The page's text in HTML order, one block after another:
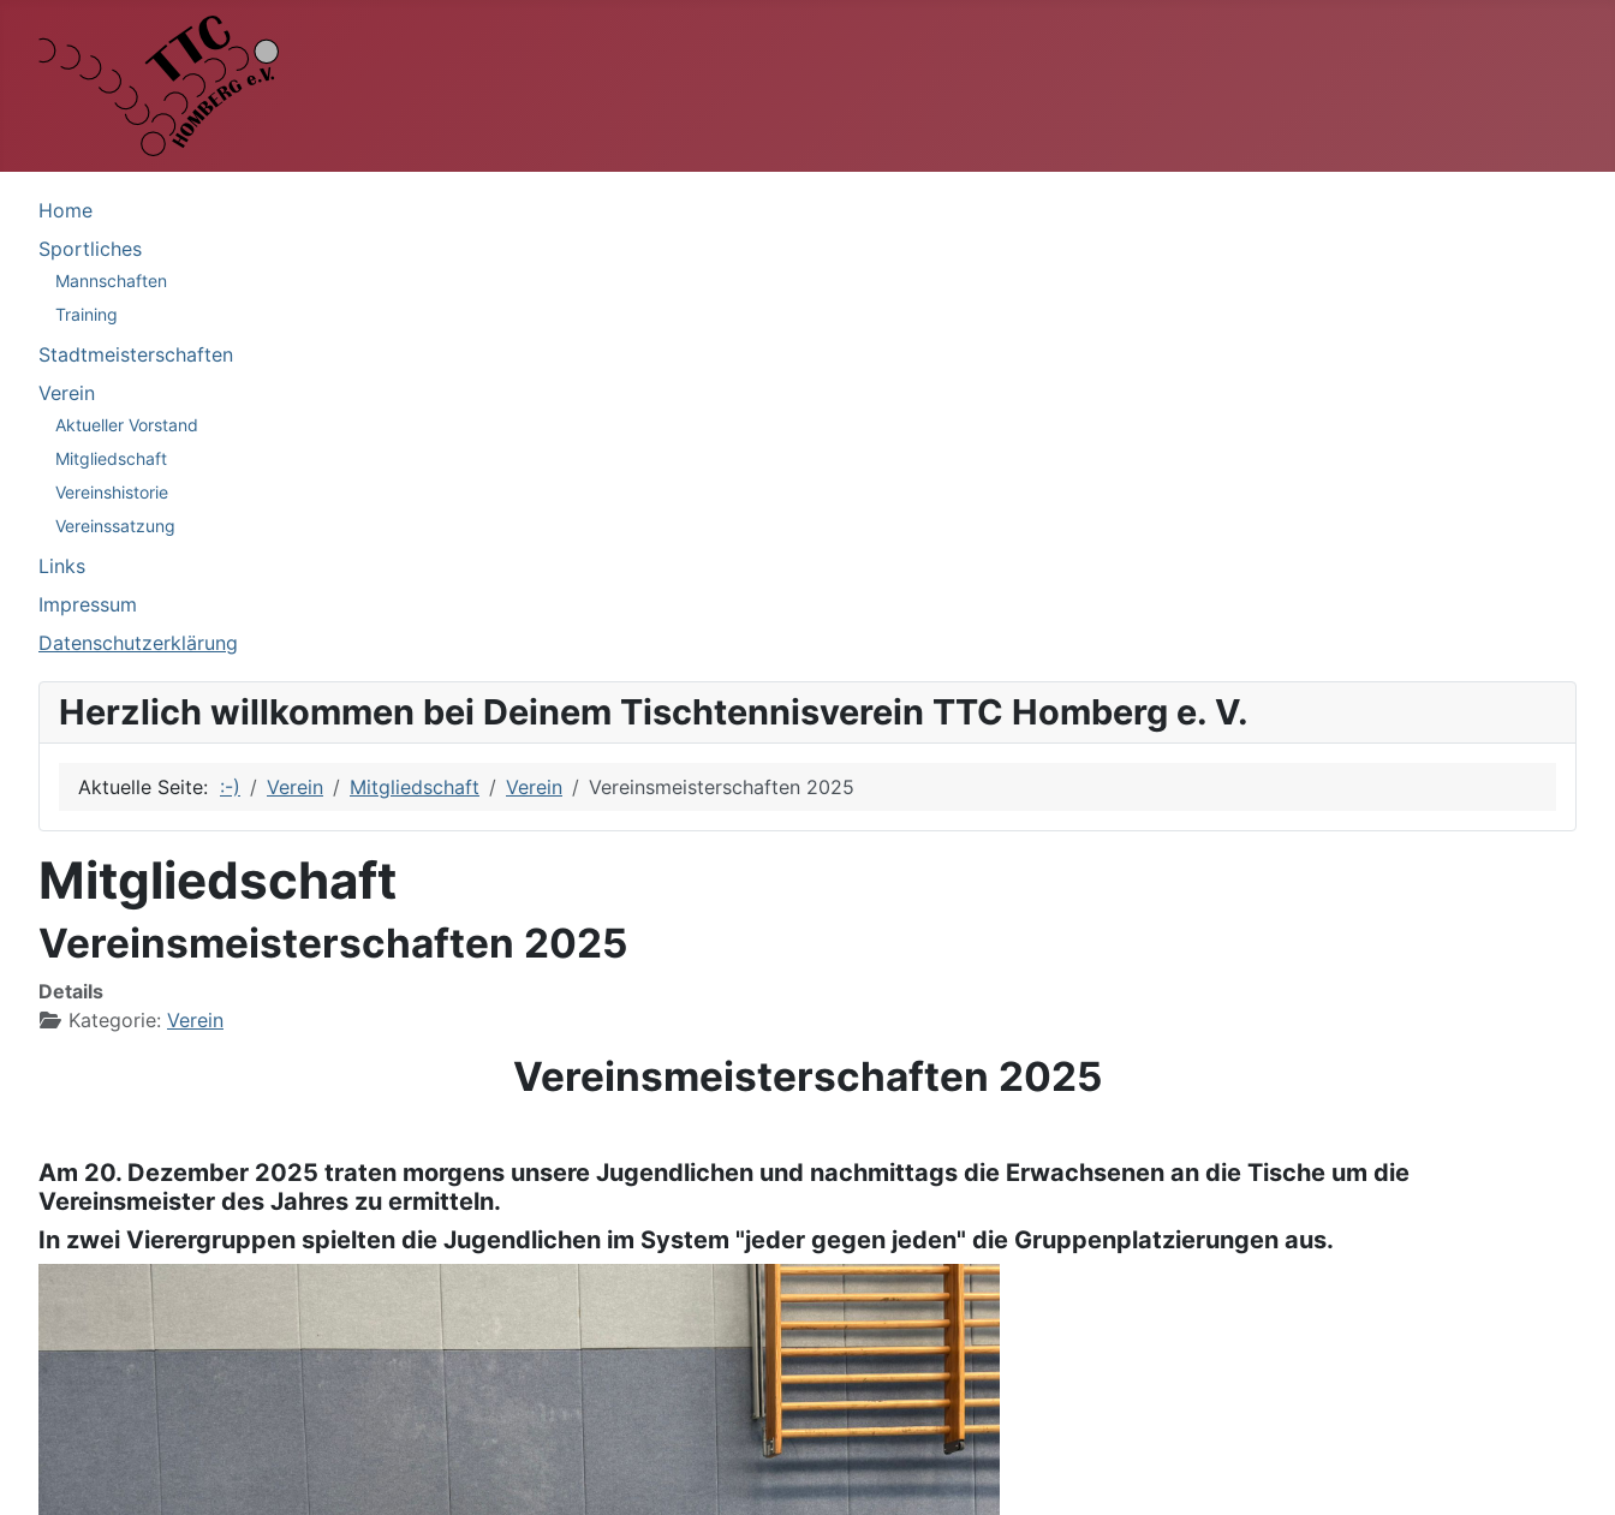
Home
Sportliches
Mannschaften
Training
Stadtmeisterschaften
Verein
Aktueller Vorstand
Mitgliedschaft
Vereinshistorie
Vereinssatzung
Links
Impressum
Datenschutzerklärung
Herzlich willkommen bei Deinem Tischtennisverein TTC Homberg e. V.
Aktuelle Seite: :-) Verein Mitgliedschaft Verein Vereinsmeisterschaften 2025
Mitgliedschaft
Vereinsmeisterschaften 2025
Details
Kategorie: Verein
Vereinsmeisterschaften 2025
Am 20. Dezember 2025 traten morgens unsere Jugendlichen und nachmittags die Erwachsenen an die Tische um die
Vereinsmeister des Jahres zu ermitteln.
In zwei Vierergruppen spielten die Jugendlichen im System "jeder gegen jeden" die Gruppenplatzierungen aus.